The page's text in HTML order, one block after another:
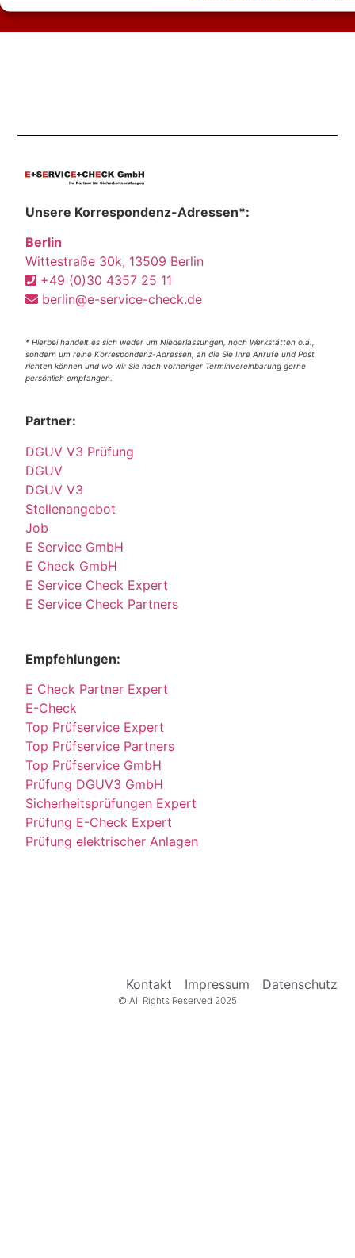
Unsere Korrespondenz-Adressen*:
Berlin
Wittestraße 30k, 13509 Berlin
+49 (0)30 4357 25 11
berlin@e-service-check.de
* Hierbei handelt es sich weder um Niederlassungen, noch Werkstätten o.ä.,
sondern um reine Korrespondenz-Adressen, an die Sie Ihre Anrufe und Post
richten können und wo wir Sie nach vorheriger Terminvereinbarung gerne
persönlich empfangen.
Partner:
DGUV V3 Prüfung
DGUV
DGUV V3
Stellenangebot
Job
E Service GmbH
E Check GmbH
E Service Check Expert
E Service Check Partners
Empfehlungen:
E Check Partner Expert
E-Check
Top Prüfservice Expert
Top Prüfservice Partners
Top Prüfservice GmbH
Prüfung DGUV3 GmbH
Sicherheitsprüfungen Expert
Prüfung E-Check Expert
Prüfung elektrischer Anlagen
Kontakt Impressum Datenschutz
© All Rights Reserved 2025